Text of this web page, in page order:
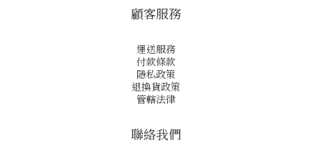
顧客服務
運送服務
付款條款
隱私政策
退換貨政策
管轄法律
聯絡我們